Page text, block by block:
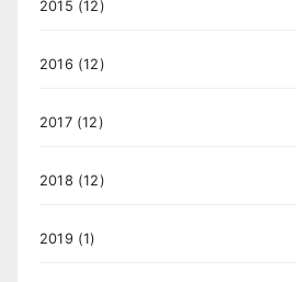
2015 (12)
2016 (12)
2017(12)
2018 (12)
2019 (1)